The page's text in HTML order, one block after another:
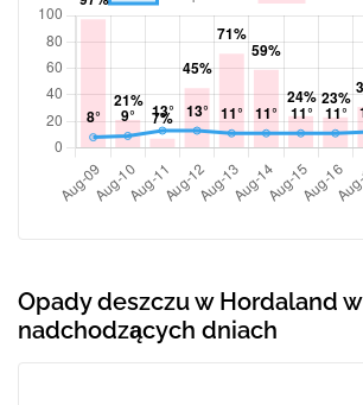
Opady deszczu w Hordaland w
nadchodzących dniach